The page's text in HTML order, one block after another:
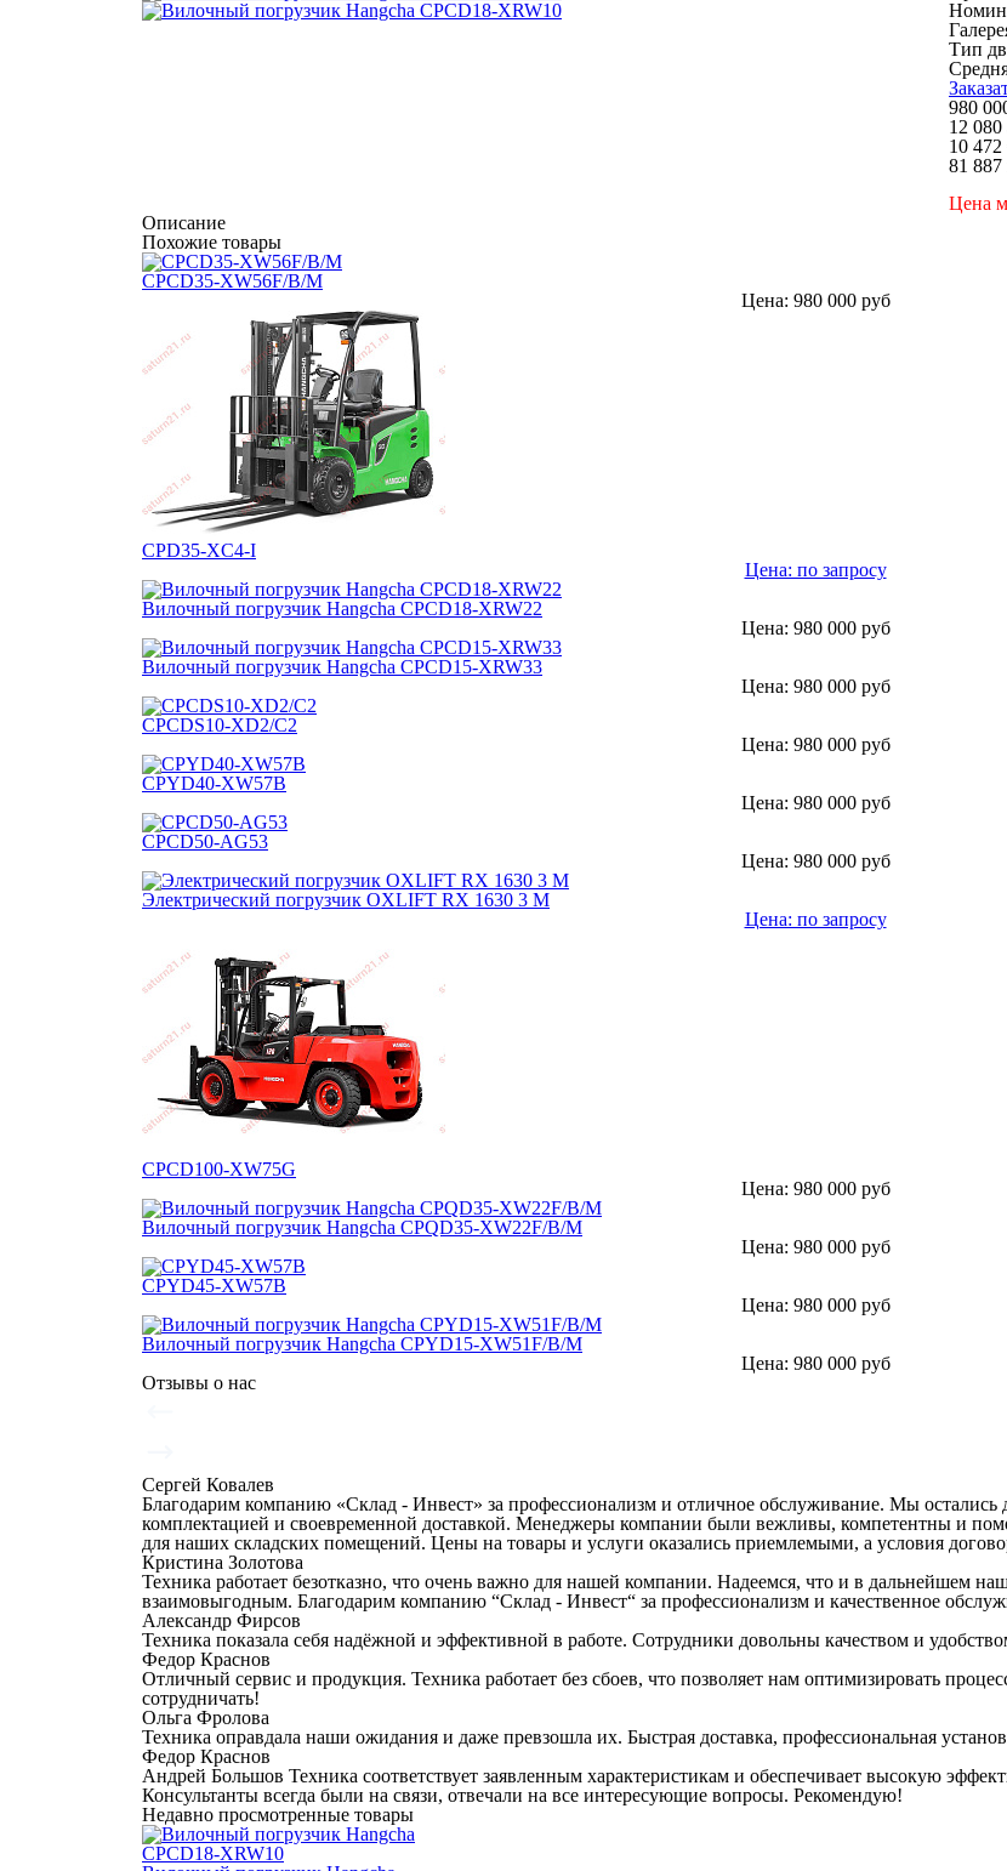
Тип
980
12 080
10 472
81
Цена
Описание
Похожие товары
CPCD35-XW56F/B/M
Цена: 980 000 руб
CPD35-XC4-I
Цена: по запросу
Вилочный погрузчик Hangcha CPCD18-XRW22
Цена: 980 000 руб
Вилочный погрузчик Hangcha CPCD15-XRW33
Цена: 980 000 руб
CPCDS10-XD2/C2
Цена: 980 000 руб
CPYD40-XW57B
Цена: 980 000 руб
CPCD50-AG53
Цена: 980 000 руб
Электрический погрузчик OXLIFT RX 1630 3 М
Цена: по запросу
CPCD100-XW75G
Цена: 980 000 руб
Вилочный погрузчик Hangcha CPQD35-XW22F/B/M
Цена: 980 000 руб
CPYD45-XW57B
Цена: 980 000 руб
Вилочный погрузчик Hangcha CPYD15-XW51F/B/M
Цена: 980 000 руб
Отзывы о нас
Сергей Ковалев
Благодарим компанию «Склад - Инвест» за профессионализм и отличное обслуживание. Мы остались
комплектацией и своевременной доставкой. Менеджеры компании были вежливы, компетентны и
для наших складских помещений. Цены на товары и услуги оказались приемлемыми, а условия
Кристина Золотова
Техника работает безотказно, что очень важно для нашей компании. Надеемся, что и в дальнейшем
взаимовыгодным. Благодарим компанию “Склад - Инвест“ за профессионализм и качественное
Александр Фирсов
Техника показала себя надёжной и эффективной в работе. Сотрудники довольны качеством и
Федор Краснов
Отличный сервис и продукция. Техника работает без сбоев, что позволяет нам оптимизировать
сотрудничать!
Ольга Фролова
Техника оправдала наши ожидания и даже превзошла их. Быстрая доставка, профессиональная
Федор Краснов
Андрей Большов Техника соответствует заявленным характеристикам и обеспечивает высокую
Консультанты всегда были на связи, отвечали на все интересующие вопросы. Рекомендую!
Недавно просмотренные товары